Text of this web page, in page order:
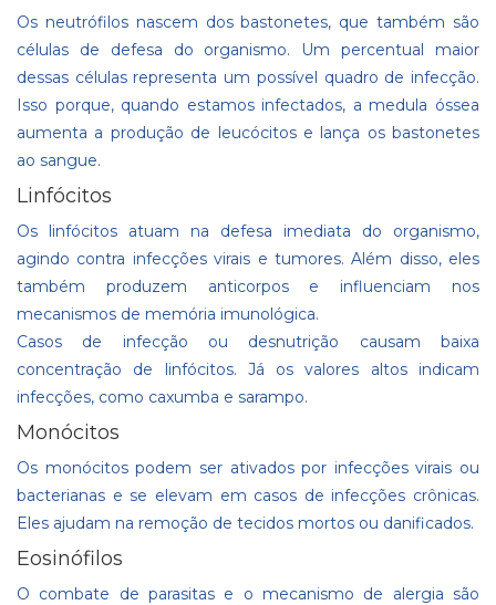
Os neutrófilos nascem dos bastonetes, que também são
células de defesa do organismo. Um percentual maior
dessas células representa um possível quadro de infecção.
Isso porque, quando estamos infectados, a medula óssea
aumenta a produção de leucócitos e lança os bastonetes
ao sangue.
Linfócitos
Os linfócitos atuam na defesa imediata do organismo,
agindo contra infecções virais e tumores. Além disso, eles
também produzem anticorpos e influenciam nos
mecanismos de memória imunológica.
Casos de infecção ou desnutrição causam baixa
concentração de linfócitos. Já os valores altos indicam
infecções, como caxumba e sarampo.
Monócitos
Os monócitos podem ser ativados por infecções virais ou
bacterianas e se elevam em casos de infecções crônicas.
Eles ajudam na remoção de tecidos mortos ou danificados.
Eosinófilos
O combate de parasitas e o mecanismo de alergia são